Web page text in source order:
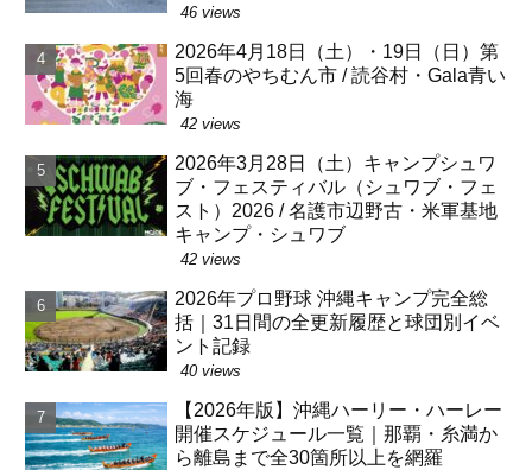
46 views
2026年4月18日（土）・19日（日）第
5回春のやちむん市 / 読谷村・Gala青い
海
42 views
2026年3月28日（土）キャンプシュワ
ブ・フェスティバル（シュワブ・フェ
スト）2026 / 名護市辺野古・米軍基地
キャンプ・シュワブ
42 views
2026年プロ野球 沖縄キャンプ完全総
括｜31日間の全更新履歴と球団別イベ
ント記録
40 views
【2026年版】沖縄ハーリー・ハーレー
開催スケジュール一覧｜那覇・糸満か
ら離島まで全30箇所以上を網羅